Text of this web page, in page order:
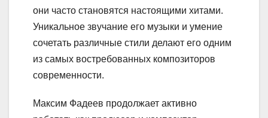
они часто становятся настоящими хитами.
Уникальное звучание его музыки и умение
сочетать различные стили делают его одним
из самых востребованных композиторов
современности.
Максим Фадеев продолжает активно